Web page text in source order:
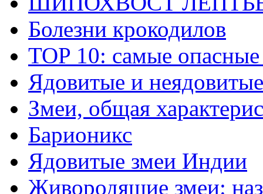
Болезни крокодилов
TOP 10: самые
Ядовитые и
Змеи, общая
Барионикс
Ядовитые змеи Индии
Живородящие змеи: